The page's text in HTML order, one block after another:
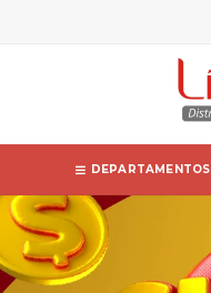
DEPARTAMENTOS